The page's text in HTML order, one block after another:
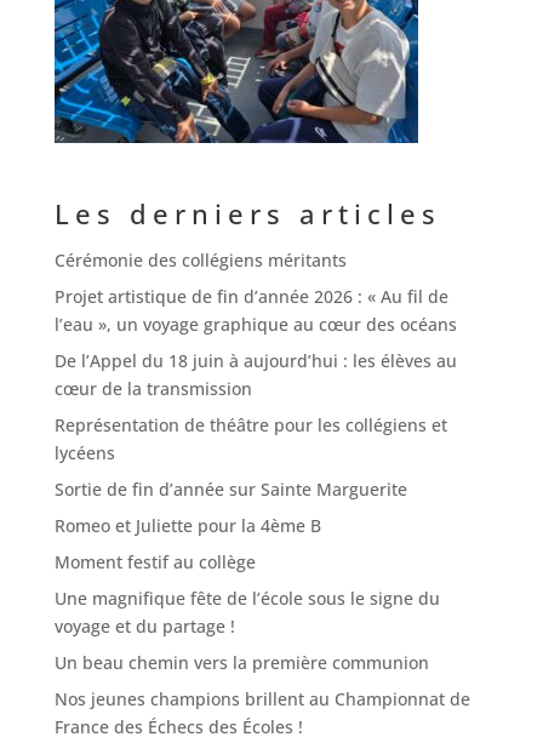
Les derniers articles
Cérémonie des collégiens méritants
Projet artistique de fin d’année 2026 : « Au fil de
l’eau », un voyage graphique au cœur des océans
De l’Appel du 18 juin à aujourd’hui : les élèves au
cœur de la transmission
Représentation de théâtre pour les collégiens et
lycéens
Sortie de fin d’année sur Sainte Marguerite
Romeo et Juliette pour la 4ème B
Moment festif au collège
Une magnifique fête de l’école sous le signe du
voyage et du partage !
Un beau chemin vers la première communion
Nos jeunes champions brillent au Championnat de
France des Échecs des Écoles !